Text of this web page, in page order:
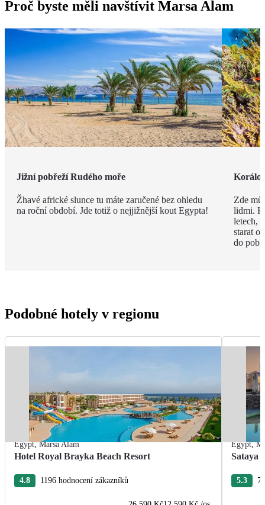
Proč byste měli navštívit Marsa Alam
Jižní pobřeží Rudého moře
Žhavé africké slunce tu máte zaručené bez ohledu
na roční období. Jde totiž o nejjižnější kout Egypta!
Zde
lidmi. K
letech,
starat o
do
Podobné hotely v regionu
Egypt,Marsa Alam
Hotel Royal Brayka Beach Resort
4.8 1196 hodnocení zákazníků
Egypt,
Sataya
5.3